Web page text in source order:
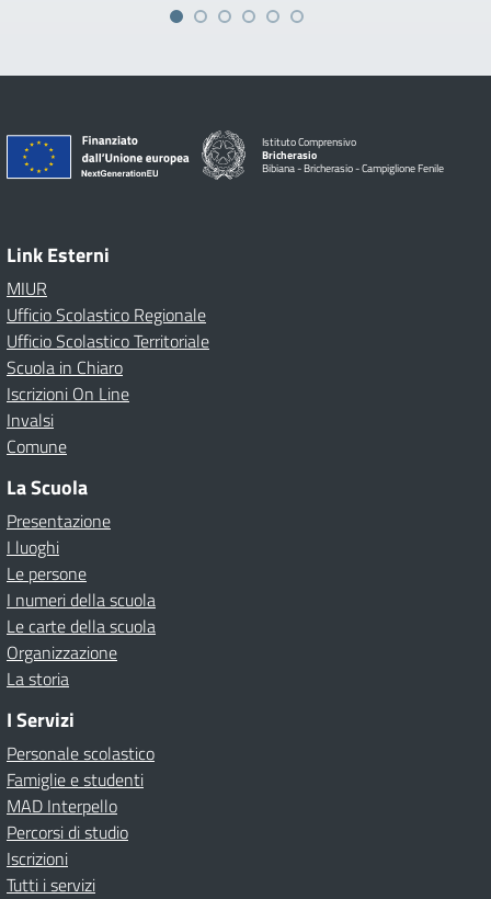
Istituto Comprensivo
Bricherasio
Bibiana - Bricherasio - Campiglione Fenile
Link Esterni
MIUR
Ufficio Scolastico Regionale
Ufficio Scolastico Territoriale
Scuola in Chiaro
Iscrizioni On Line
Invalsi
Comune
La Scuola
Presentazione
I luoghi
Le persone
I numeri della scuola
Le carte della scuola
Organizzazione
La storia
I Servizi
Personale scolastico
Famiglie e studenti
MAD Interpello
Percorsi di studio
Iscrizioni
Tutti i servizi